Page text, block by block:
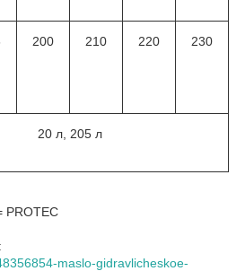
200 210 220 230
20 л, 205 л
maslo-gidravlicheskoe-